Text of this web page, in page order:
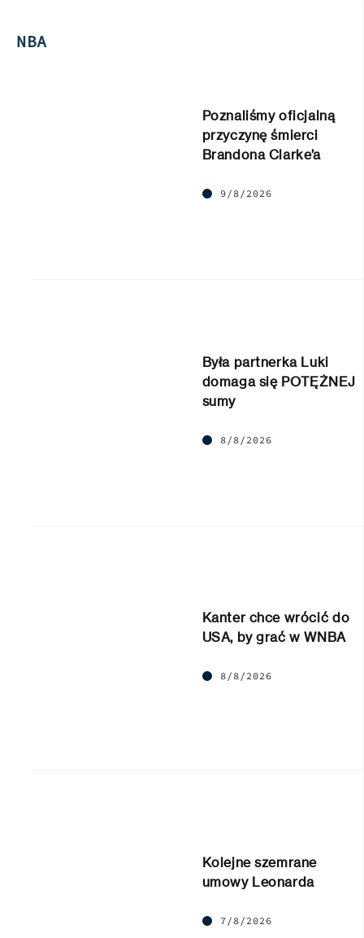
NBA
Poznaliśmy oficjalną
przyczynę śmierci
Brandona Clarke’a
9/8/2026
Była partnerka Luki
domaga się POTĘŻNEJ
sumy
8/8/2026
Kanter chce wrócić do
USA, by grać w WNBA
8/8/2026
Kolejne szemrane
umowy Leonarda
7/8/2026